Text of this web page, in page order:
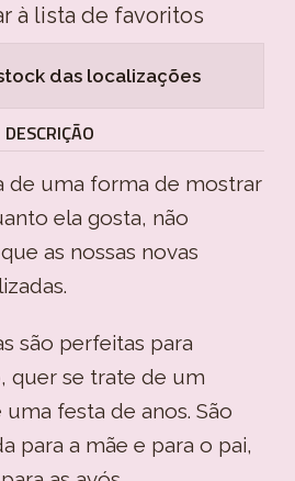
à lista de favoritos
das localizações
DESCRIÇÃO
de uma forma de mostrar
ela gosta, não
as nossas novas
são perfeitas para
quer se trate de um
festa de anos. São
para a mãe e para o pai,